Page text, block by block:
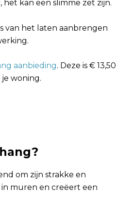
kan een slimme zet zijn.
van het laten aanbrengen
aanbieding. Deze is € 13,50
woning.
om zijn strakke en
muren en creëert een